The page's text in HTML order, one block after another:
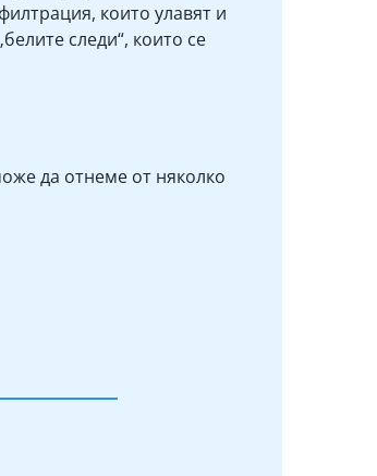
които улавят и
следи“, които се
да отнеме от няколко